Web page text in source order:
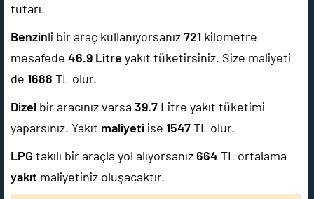
tutarı.
Benzinli bir araç kullanıyorsanız721 kilometre
mesafede 46.9 Litre yakıt tüketirsiniz. Size maliyeti
de 1688 TL olur.
Dizel bir aracınız varsa 39.7 Litre yakıt tüketimi
yaparsınız. Yakıt maliyeti ise 1547TL olur.
LPG takılı bir araçla yol alıyorsanız 664 TL ortalama
yakıt maliyetiniz oluşacaktır.